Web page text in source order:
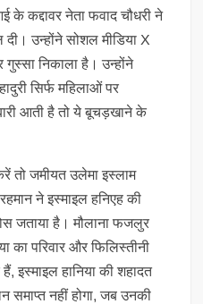
के कद्दावर नेता फवाद चौधरी ने
उन्होंने सोशल मीडिया X
गुस्सा निकाला है। उन्होंने
सिर्फ महिलाओं पर
आती है तो ये बूचड़खाने के
तो जमीयत उलेमा इस्लाम
ने इस्माइल हनिएह की
जताया है। मौलाना फजलुर
का परिवार और फिलिस्तीनी
इस्माइल हानिया की शहादत
समाप्त नहीं होगा, जब उनकी